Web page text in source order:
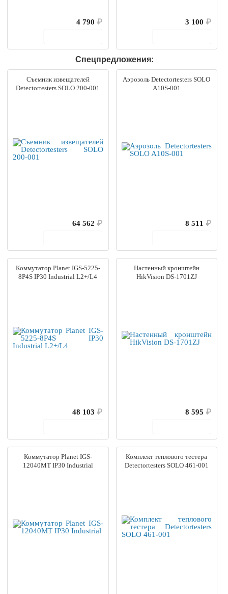
4 790 ₽
3 100 ₽
Спецпредложения:
Съемник извещателей
Detectortesters SOLO 200-001
64 562 ₽
Аэрозоль Detectortesters SOLO
A10S-001
8 511 ₽
Коммутатор Planet IGS-5225-
8P4S IP30 Industrial L2+/L4
48 103 ₽
Настенный кронштейн
HikVision DS-1701ZJ
8 595 ₽
Коммутатор Planet IGS-
12040MT IP30 Industrial
Комплект теплового тестера
Detectortesters SOLO 461-001